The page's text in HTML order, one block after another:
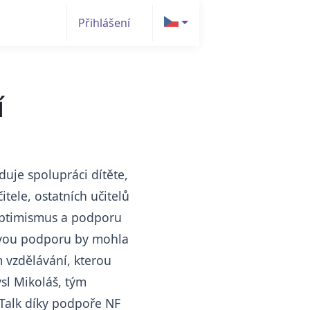
Přihlášení
spolupráci dítěte,
ostatních učitelů
a podporu
podporu by mohla
vzdělávání, kterou
Mikoláš, tým
díky podpoře NF